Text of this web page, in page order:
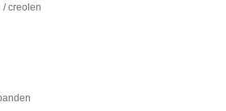
creolen